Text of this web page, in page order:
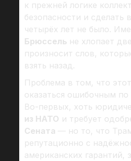
к прежней логике
безопасности и сделать
четырёх лет не было.
Брюссель не хлопает
произносит слов,
взять назад.
Проблема в том, что
оказаться ошибочным
Во-первых, хоть
из НАТО и требует
Сената — но то, что
репутационно с
американских гарантий,